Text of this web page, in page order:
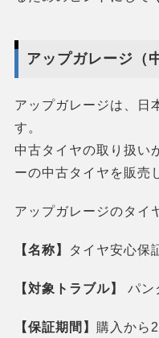
アップガレージ（
アップガレージは、日
す。
中古タイヤの取り扱い
ーの中古タイヤを販売
アップガレージのタイ
【名称】 タイヤ安心保
【対象トラブル】 パン
【保証期間】 購入から